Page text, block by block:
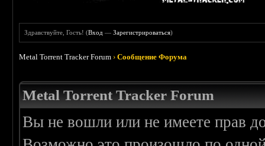
Здравствуйте, Гость! (Вход —Зарегистрироваться)
Metal Torrent Tracker Forum ›Сообщение Форума
Metal Torrent Tracker Forum
Вы не вошли или не имеете прав